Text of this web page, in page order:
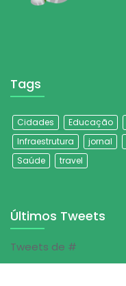
Tags
Cidades Educação
Infraestrutura
jornal
Saúde
travel
Últimos Tweets
Tweets de #